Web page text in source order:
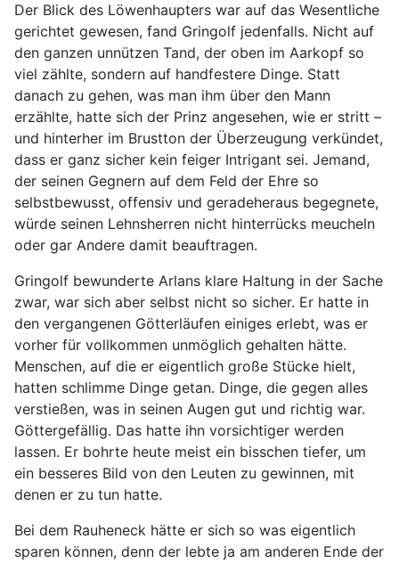
Der Blick des Löwenhaupters war auf das Wesentliche
gerichtet gewesen, fand Gringolf jedenfalls. Nicht auf
den ganzen unnützen Tand, der oben im Aarkopf so
viel zählte, sondern auf handfestere Dinge. Statt
danach zu gehen, was man ihm über den Mann
erzählte, hatte sich der Prinz angesehen, wie er stritt –
und hinterher im Brustton der Überzeugung verkündet,
dass er ganz sicher kein feiger Intrigant sei. Jemand,
der seinen Gegnern auf dem Feld der Ehre so
selbstbewusst, offensiv und geradeheraus begegnete,
würde seinen Lehnsherren nicht hinterrücks meucheln
oder gar Andere damit beauftragen.
Gringolf bewunderte Arlans klare Haltung in der Sache
zwar, war sich aber selbst nicht so sicher. Er hatte in
den vergangenen Götterläufen einiges erlebt, was er
vorher für vollkommen unmöglich gehalten hätte.
Menschen, auf die er eigentlich große Stücke hielt,
hatten schlimme Dinge getan. Dinge, die gegen alles
verstießen, was in seinen Augen gut und richtig war.
Göttergefällig. Das hatte ihn vorsichtiger werden
lassen. Er bohrte heute meist ein bisschen tiefer, um
ein besseres Bild von den Leuten zu gewinnen, mit
denen er zu tun hatte.
Bei dem Rauheneck hätte er sich so was eigentlich
sparen können, denn der lebte ja am anderen Ende der